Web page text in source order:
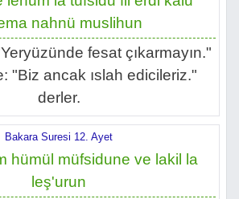
nahnü muslihun
fesat çıkarmayın."
"Biz ancak ıslah edicileriz."
derler.
Bakara Suresi 12. Ayet
hümül müfsidune ve lakil la
leş'urun